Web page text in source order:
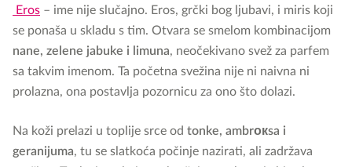
Eros – ime nije slučajno. Eros, grčki bog ljubavi, i miris koji
se ponaša u skladu s tim. Otvara se smelom kombinacijom
nane, zelene jabuke i limuna, neočekivano svež za parfem
sa takvim imenom. Ta početna svežina nije ni naivna ni
prolazna, ona postavlja pozornicu za ono što dolazi.
Na koži prelazi u toplije srce od tonke, ambrокsa i
geranijuma, tu se slatkoća počinje nazirati, ali zadržava